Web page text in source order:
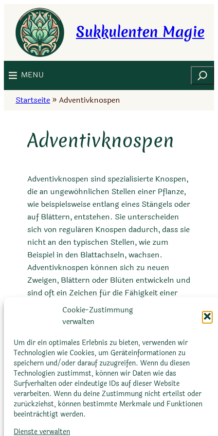
Cookie-Zustimmung
verwalten
Um dir ein optimales Erlebnis zu bieten, verwenden wir
Technologien wie Cookies, um Geräteinformationen zu
speichern und/oder darauf zuzugreifen. Wenn du diesen
Technologien zustimmst, können wir Daten wie das
Surfverhalten oder eindeutige IDs auf dieser Website
verarbeiten. Wenn du deine Zustimmung nicht erteilst oder
zurückziehst, können bestimmte Merkmale und Funktionen
beeinträchtigt werden.
Dienste verwalten
Inhalt
springen
Sukkulenten Magie
MENU Suchen
Startseite » Adventivknospen
Adventivknospen
Adventivknospen sind spezialisierte Knospen,
die an ungewöhnlichen Stellen einer Pflanze,
wie beispielsweise entlang eines Stängels oder
auf Blättern, entstehen. Sie unterscheiden
sich von regulären Knospen dadurch, dass sie
nicht an den typischen Stellen, wie zum
Beispiel in den Blattachseln, wachsen.
Adventivknospen können sich zu neuen
Zweigen, Blättern oder Blüten entwickeln und
sind oft ein Zeichen für die Fähigkeit einer
Pflanze zur vegetativen Vermehrung. Bei
Kakteen und Sukkulenten tragen
Ausbreitung und Anpassung an verschiedene
Umweltbedingungen bei.